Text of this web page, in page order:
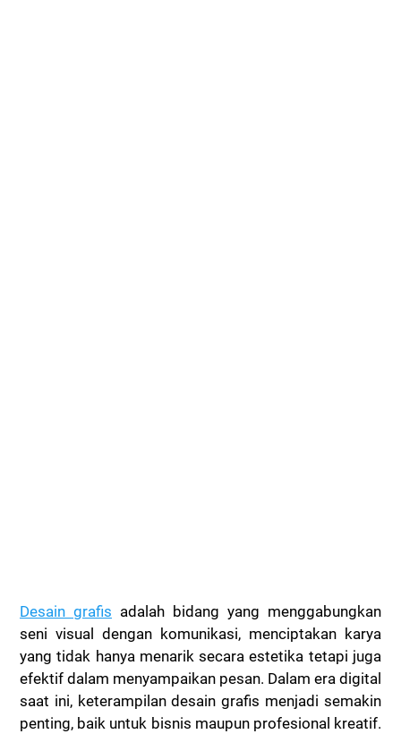
Desain grafis adalah bidang yang menggabungkan
seni visual dengan komunikasi, menciptakan karya
yang tidak hanya menarik secara estetika tetapi juga
efektif dalam menyampaikan pesan. Dalam era digital
saat ini, keterampilan desain grafis menjadi semakin
penting, baik untuk bisnis maupun profesional kreatif.